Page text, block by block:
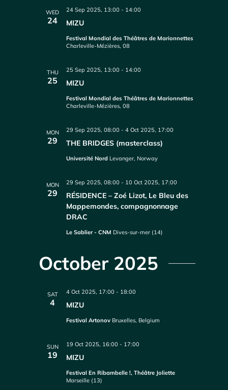
WED
24 MIZU
24 Sep 2025, 13:00 - 14:00
Festival Mondial des Théâtres de Marionnettes
Charleville-Mézières, 08
THU
25 MIZU
25 Sep 2025, 13:00 - 14:00
Festival Mondial des Théâtres de Marionnettes
Charleville-Mézières, 08
MON
29 THE BRIDGES (masterclass)
29 Sep 2025, 08:00 -4 Oct 2025, 17:00
Université Nord Levanger, Norway
MON
29
RÉSIDENCE – Zoé Lizot, Le Bleu des
Mappemondes, compagnonnage
DRAC
29 Sep 2025, 08:00 - 10 Oct 2025, 17:00
Le Sablier - CNM Dives-sur-mer (14)
October 2025
SAT
4 MIZU
4 Oct 2025, 17:00 - 18:00
Festival Artonov Bruxelles, Belgium
SUN
19 MIZU
19 Oct 2025, 16:00 - 17:00
Festival En Ribambelle !, Théâtre Joliette
Marseille (13)